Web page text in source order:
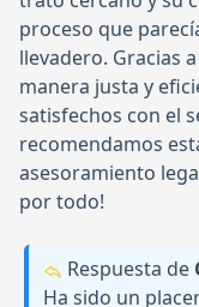
proceso que
llevadero. Gracias
manera justa y
satisfechos con el
recomendamos
asesoramiento
por todo!
Respuesta de
Ha sido un